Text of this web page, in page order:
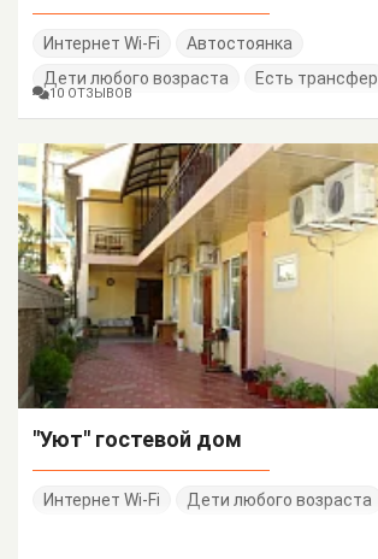
Интернет Wi-Fi
Автостоянка
Дети любого возраста
Есть трансфер
10 ОТЗЫВОВ
"Уют" гостевой дом
Интернет Wi-Fi Дети любого возраста